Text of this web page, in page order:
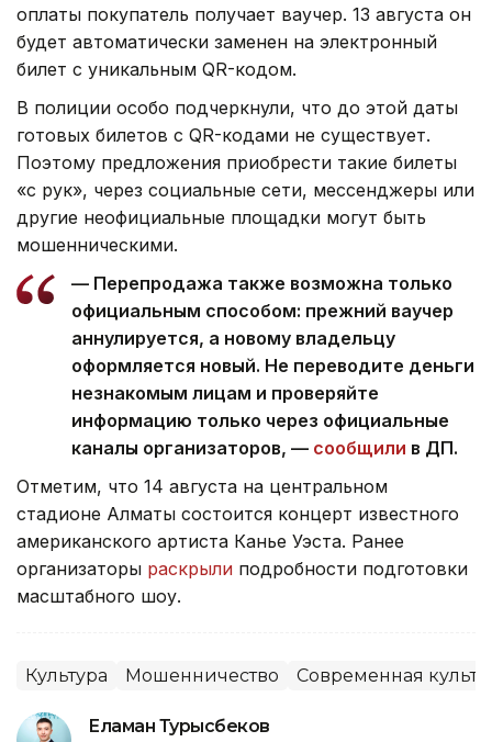
оплаты покупатель получает ваучер. 13 августа он
будет автоматически заменен на электронный
билет с уникальным QR-кодом.
В полиции особо подчеркнули, что до этой даты
готовых билетов с QR-кодами не существует.
Поэтому предложения приобрести такие билеты
«с рук», через социальные сети, мессенджеры или
другие неофициальные площадки могут быть
мошенническими.
— Перепродажа также возможна только
официальным способом: прежний ваучер
аннулируется, а новому владельцу
оформляется новый. Не переводите деньги
незнакомым лицам и проверяйте
информацию только через официальные
каналы организаторов, — сообщили в ДП.
Отметим, что 14 августа на центральном
стадионе Алматы состоится концерт известного
американского артиста Канье Уэста. Ранее
организаторы раскрыли подробности подготовки
масштабного шоу.
Культура Мошенничество Современная
Еламан Турысбеков